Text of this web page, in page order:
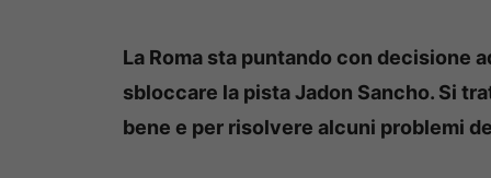
La Roma sta puntando con decisione
sbloccare la pista Jadon Sancho. Si
bene e per risolvere alcuni problemi